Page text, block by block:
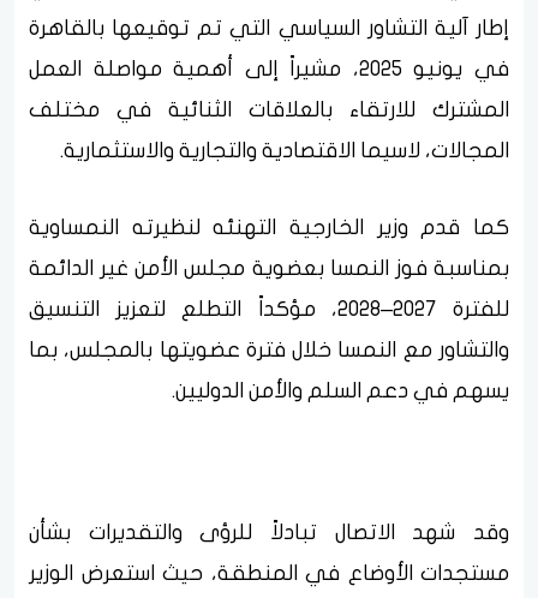
إطار آلية التشاور السياسي التي تم توقيعها بالقاهرة
في يونيو 2025، مشيراً إلى أهمية مواصلة العمل
المشترك للارتقاء بالعلاقات الثنائية في مختلف
المجالات، لاسيما الاقتصادية والتجارية والاستثمارية.
كما قدم وزير الخارجية التهنئه لنظيرته النمساوية
بمناسبة فوز النمسا بعضوية مجلس الأمن غير الدائمة
للفترة ٢٠٢٧–٢٠٢٨، مؤكداً التطلع لتعزيز التنسيق
والتشاور مع النمسا خلال فترة عضويتها بالمجلس، بما
يسهم في دعم السلم والأمن الدوليين.
وقد شهد الاتصال تبادلاً للرؤى والتقديرات بشأن
مستجدات الأوضاع في المنطقة، حيث استعرض الوزير